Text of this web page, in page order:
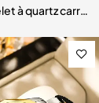
à quartz carrée